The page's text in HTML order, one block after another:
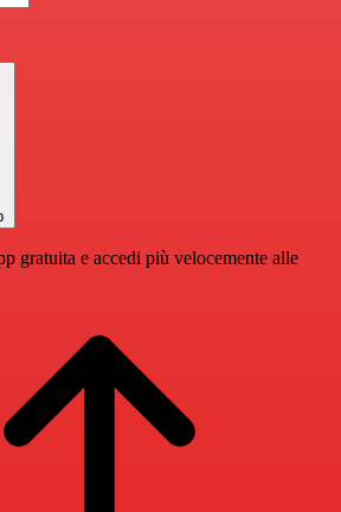
gratuita e accedi più velocemente alle